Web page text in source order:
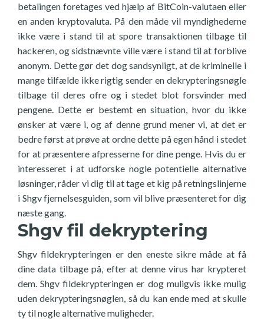
betalingen foretages ved hjælp af BitCoin-valutaen eller
en anden kryptovaluta. På den måde vil myndighederne
ikke være i stand til at spore transaktionen tilbage til
hackeren, og sidstnævnte ville være i stand til at forblive
anonym. Dette gør det dog sandsynligt, at de kriminelle i
mange tilfælde ikke rigtig sender en dekrypteringsnøgle
tilbage til deres ofre og i stedet blot forsvinder med
pengene. Dette er bestemt en situation, hvor du ikke
ønsker at være i, og af denne grund mener vi, at det er
bedre først at prøve at ordne dette på egen hånd i stedet
for at præsentere afpresserne for dine penge. Hvis du er
interesseret i at udforske nogle potentielle alternative
løsninger, råder vi dig til at tage et kig på retningslinjerne
i Shgv fjernelsesguiden, som vil blive præsenteret for dig
næste gang.
Shgv fil dekryptering
Shgv fildekrypteringen er den eneste sikre måde at få
dine data tilbage på, efter at denne virus har krypteret
dem. Shgv fildekrypteringen er dog muligvis ikke mulig
uden dekrypteringsnøglen, så du kan ende med at skulle
ty til nogle alternative muligheder.